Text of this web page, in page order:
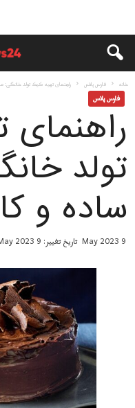
خانه فارس پلاس راهنمای تهیه کیک تولد خانگی:
فارس پلاس
تولد
ساده و
9 May 2023 تاریخ تغییر: 9 May 2023